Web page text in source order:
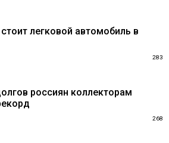
легковой автомобиль в
283
россиян коллекторам
268